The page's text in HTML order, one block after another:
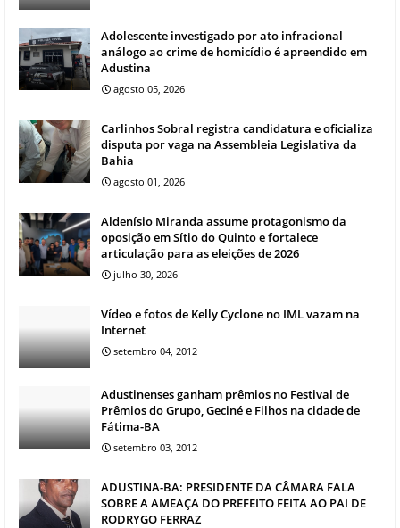
Adolescente investigado por ato infracional
análogo ao crime de homicídio é apreendido em
Adustina
agosto 05, 2026
Carlinhos Sobral registra candidatura e oficializa
disputa por vaga na Assembleia Legislativa da
Bahia
agosto 01, 2026
Aldenísio Miranda assume protagonismo da
oposição em Sítio do Quinto e fortalece
articulação para as eleições de 2026
julho 30, 2026
Vídeo e fotos de Kelly Cyclone no IML vazam na
Internet
setembro 04, 2012
Adustinenses ganham prêmios no Festival de
Prêmios do Grupo, Geciné e Filhos na cidade de
Fátima-BA
setembro 03, 2012
ADUSTINA-BA: PRESIDENTE DA CÂMARA FALA
SOBRE A AMEAÇA DO PREFEITO FEITA AO PAI DE
RODRYGO FERRAZ